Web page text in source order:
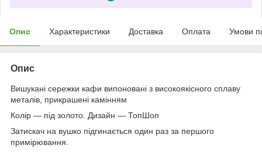
Опис Характеристики Доставка Оплата Умови
Опис
Вишукані сережки кафи випоновані з високоякісного сплаву
металів, прикрашені камінням
Колір — під золото. Дизайн — ТопШоп
Затискач на вушко підгинається один раз за першого
примірювання.